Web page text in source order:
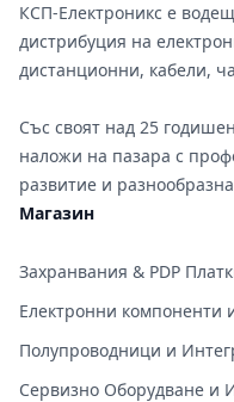
КСП-Електроникс е
дистрибуция на
дистанционни, кабели,
Със своят над 25
наложи на пазара с
развитие и
Магазин
Захранвания & PDP
Електронни компоненти
Полупроводници и
Сервизно Оборудване и